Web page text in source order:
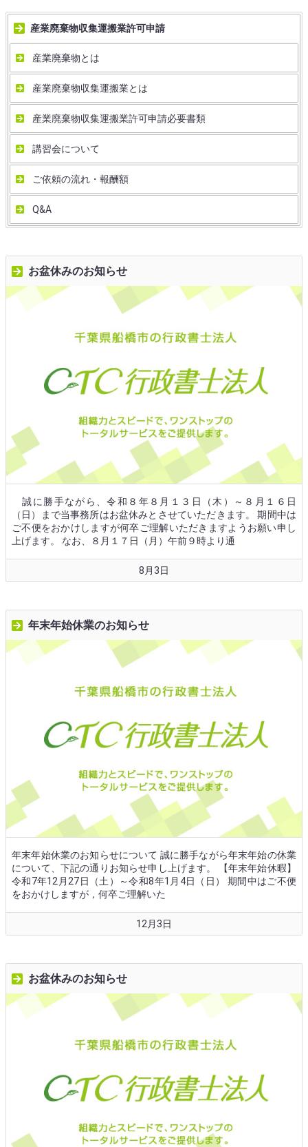
産業廃棄物収集運搬業許可申請
産業廃棄物とは
産業廃棄物収集運搬業とは
産業廃棄物収集運搬業許可申請必要書類
講習会について
ご依頼の流れ・報酬額
Q&A
お盆休みのお知らせ
誠に勝手ながら、令和８年８月１３日（木）～８月１６日
（日）まで当事務所はお盆休みとさせていただきます。 期間中は
ご不便をおかけしますが何卒ご理解いただきますようお願い申し
上げます。 なお、８月１７日（月）午前９時より通
8月3日
年末年始休業のお知らせ
年末年始休業のお知らせについて 誠に勝手ながら年末年始の休業
について、下記の通りお知らせ申し上げます。 【年末年始休暇】
令和7年12月27日（土）～令和8年1月4日（日） 期間中はご不便
をおかけしますが，何卒ご理解いた
12月3日
お盆休みのお知らせ